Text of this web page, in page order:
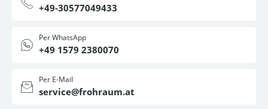
+49-30577049433
Per WhatsApp
+49 1579 2380070
Per E-Mail
service@frohraum.at